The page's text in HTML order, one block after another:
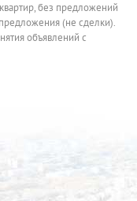
без предложений
(не сделки).
объявлений с